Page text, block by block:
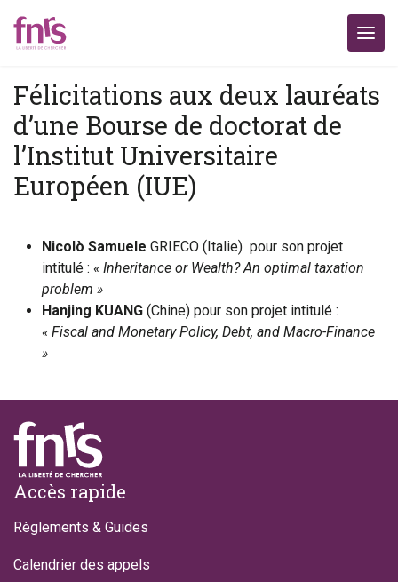
Félicitations aux deux lauréats
d’une Bourse de doctorat de
l’Institut Universitaire
Européen (IUE)
Nicolò Samuele GRIECO (Italie) pour son projet
intitulé : « Inheritance or Wealth? An optimal taxation
problem »
Hanjing KUANG (Chine) pour son projet intitulé :
« Fiscal and Monetary Policy, Debt, and Macro-Finance
»
Footer
Accès rapide
Règlements & Guides
Calendrier des appels